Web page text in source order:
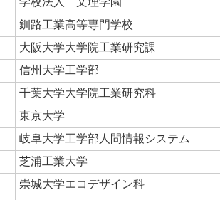
釧路工業高等専門学校
大阪大学大学院工業研究課
信州大学工学部
千葉大学大学院工業研究科
東京大学
岐阜大学工学部人間情報システム
芝浦工業大学
崇城大学エコデザイン科